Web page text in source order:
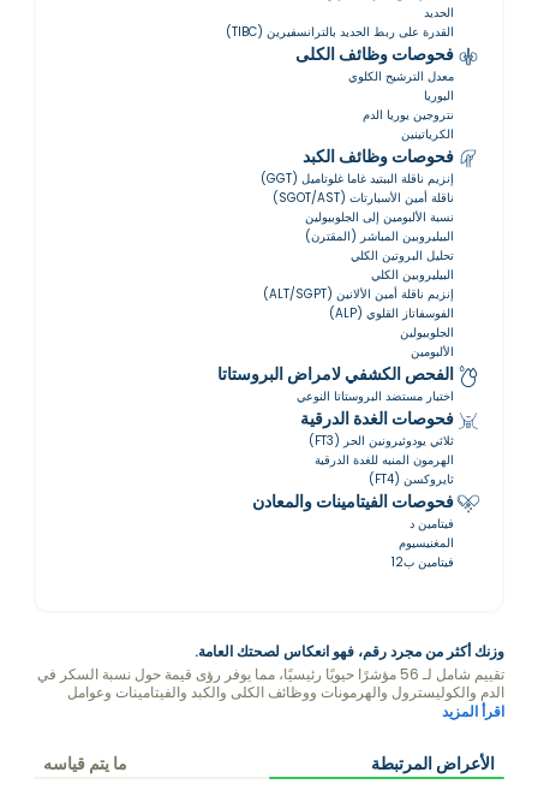
الحديد
القدرة على ربط الحديد بالترانسفيرين (TIBC)
فحوصات وظائف الكلى
معدل الترشيح الكلوي
اليوريا
نتروجين يوريا الدم
الكرياتينين
فحوصات وظائف الكبد
إنزيم ناقلة الببتيد غاما غلوتاميل (GGT)
ناقلة أمين الأسبارتات (SGOT/AST)
نسبة الألبومين إلى الجلوبيولين
البيليروبين المباشر (المقترن)
تحليل البروتين الكلي
البيليروبين الكلي
إنزيم ناقلة أمين الألانين (ALT/SGPT)
الفوسفاتاز القلوي (ALP)
الجلوبيولين
الألبومين
الفحص الكشفي لامراض البروستاتا
اختبار مستضد البروستاتا النوعي
فحوصات الغدة الدرقية
ثلاثي يودوثيرونين الحر (FT3)
الهرمون المنبه للغدة الدرقية
ثايروكسن (FT4)
فحوصات الفيتامينات والمعادن
فيتامين د
المغنيسيوم
فيتامين ب12
وزنك أكثر من مجرد رقم، فهو انعكاس لصحتك العامة.
تقييم شامل لـ 56 مؤشرًا حيويًا رئيسيًا، مما يوفر رؤى قيمة حول نسبة السكر في
الدم والكوليسترول والهرمونات ووظائف الكلى والكبد والفيتامينات وعوامل
أخرى تؤثر على وزنك.
اقرأ المزيد
الأعراض المرتبطة ما يتم قياسه